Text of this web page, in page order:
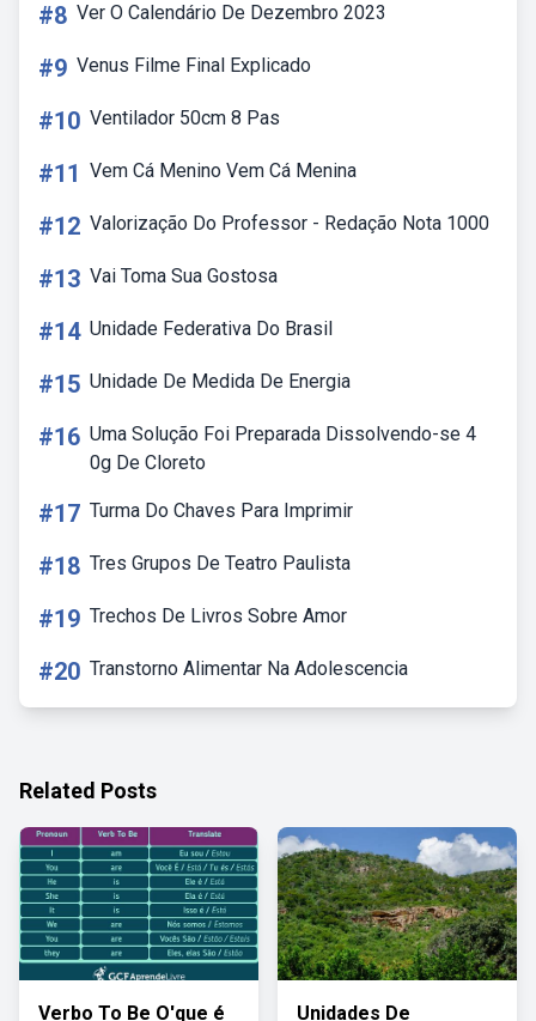
#8 Ver O Calendário De Dezembro 2023
#9 Venus Filme Final Explicado
#10 Ventilador 50cm 8 Pas
#11 Vem Cá Menino Vem Cá Menina
#12 Valorização Do Professor - Redação Nota 1000
#13 Vai Toma Sua Gostosa
#14 Unidade Federativa Do Brasil
#15 Unidade De Medida De Energia
#16 Uma Solução Foi Preparada Dissolvendo-se 4
0g De Cloreto
#17 Turma Do Chaves Para Imprimir
#18 Tres Grupos De Teatro Paulista
#19 Trechos De Livros Sobre Amor
#20 Transtorno Alimentar Na Adolescencia
Related Posts
Verbo To Be O'que é Unidades De